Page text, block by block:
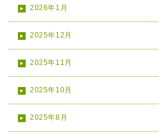
2026年1月
2025年12月
2025年11月
2025年10月
2025年8月